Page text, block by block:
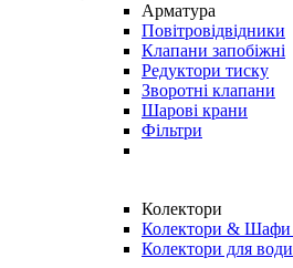
Арматура
Повітровідвідники
Клапани запобіжні
Редуктори тиску
Зворотні клапани
Шарові крани
Фільтри
Колектори
Колектори & Шафи
Колектори для води